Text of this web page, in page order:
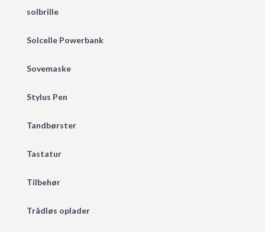
solbrille
Solcelle Powerbank
Sovemaske
Stylus Pen
Tandbørster
Tastatur
Tilbehør
Trådløs oplader